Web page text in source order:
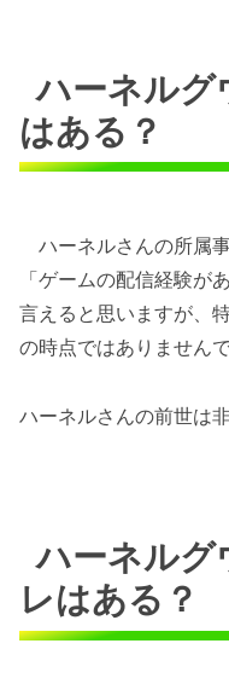
ハーネルグ
はある？
ハーネルさんの所属
「ゲームの配信経験が
言えると思いますが、
の時点ではありませんで
ハーネルさんの前世は
ハーネルグ
レはある？